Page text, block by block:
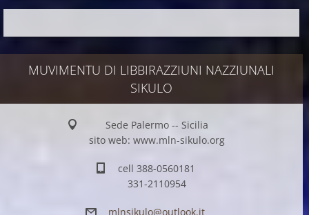
MUVIMENTU DI LIBBIRAZZIUNI NAZZIUNALI
SIKULO
Sede Palermo -- Sicilia
sito web: www.mln-sikulo.org
cell 388-0560181
331-2110954
mlnsikulo@outlook.it